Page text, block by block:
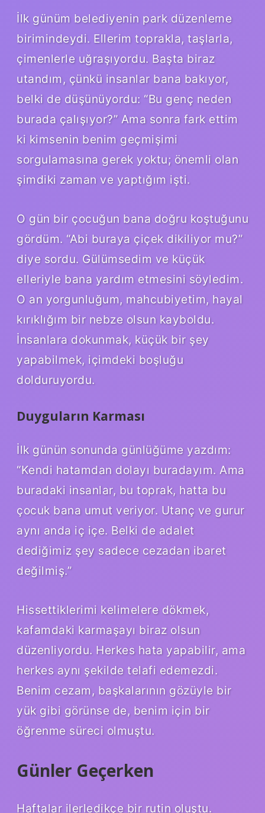
İlk günüm belediyenin park düzenleme
birimindeydi. Ellerim toprakla, taşlarla,
çimenlerle uğraşıyordu. Başta biraz
utandım, çünkü insanlar bana bakıyor,
belki de düşünüyordu: “Bu genç neden
burada çalışıyor?” Ama sonra fark ettim
ki kimsenin benim geçmişimi
sorgulamasına gerek yoktu; önemli olan
şimdiki zaman ve yaptığım işti.
O gün bir çocuğun bana doğru koştuğunu
gördüm. “Abi buraya çiçek dikiliyor mu?”
diye sordu. Gülümsedim ve küçük
elleriyle bana yardım etmesini söyledim.
O an yorgunluğum, mahcubiyetim, hayal
kırıklığım bir nebze olsun kayboldu.
İnsanlara dokunmak, küçük bir şey
yapabilmek, içimdeki boşluğu
dolduruyordu.
Duyguların Karması
İlk günün sonunda günlüğüme yazdım:
“Kendi hatamdan dolayı buradayım. Ama
buradaki insanlar, bu toprak, hatta bu
çocuk bana umut veriyor. Utanç ve gurur
aynı anda iç içe. Belki de adalet
dediğimiz şey sadece cezadan ibaret
değilmiş.”
Hissettiklerimi kelimelere dökmek,
kafamdaki karmaşayı biraz olsun
düzenliyordu. Herkes hata yapabilir, ama
herkes aynı şekilde telafi edemezdi.
Benim cezam, başkalarının gözüyle bir
yük gibi görünse de, benim için bir
öğrenme süreci olmuştu.
Günler Geçerken
Haftalar ilerledikçe bir rutin oluştu.